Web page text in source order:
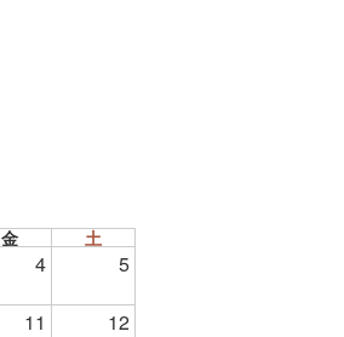
金 土
4 5
11 12